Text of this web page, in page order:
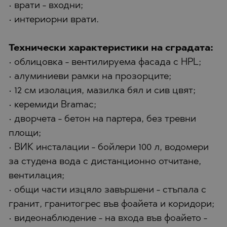
• врати - входни;
• интериорни врати.
Технически характеристики на сградата:
• облицовка - вентилируема фасада с HPL;
• алуминиеви рамки на прозорците;
• 12 см изолация, мазилка бял и сив цвят;
• керемиди Bramac;
• дворчета - бетон на партера, без тревни
площи;
• ВИК инсталации - бойлери 100 л, водомери
за студена вода с дистанционно отчитане,
вентилация;
• общи части изцяло завършени - стъпала с
гранит, гранитогрес във фоайета и коридори;
• видеонаблюдение - на входа във фоайето -